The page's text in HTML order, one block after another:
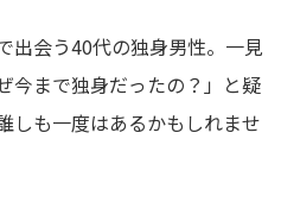
出会う40代の独身男性。一見
今まで独身だったの？」と疑
しも一度はあるかもしれませ